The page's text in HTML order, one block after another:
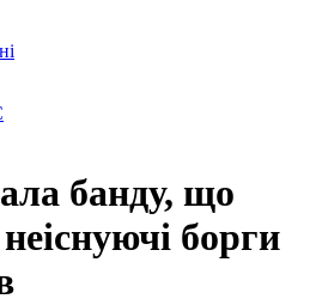
банду, що
борги